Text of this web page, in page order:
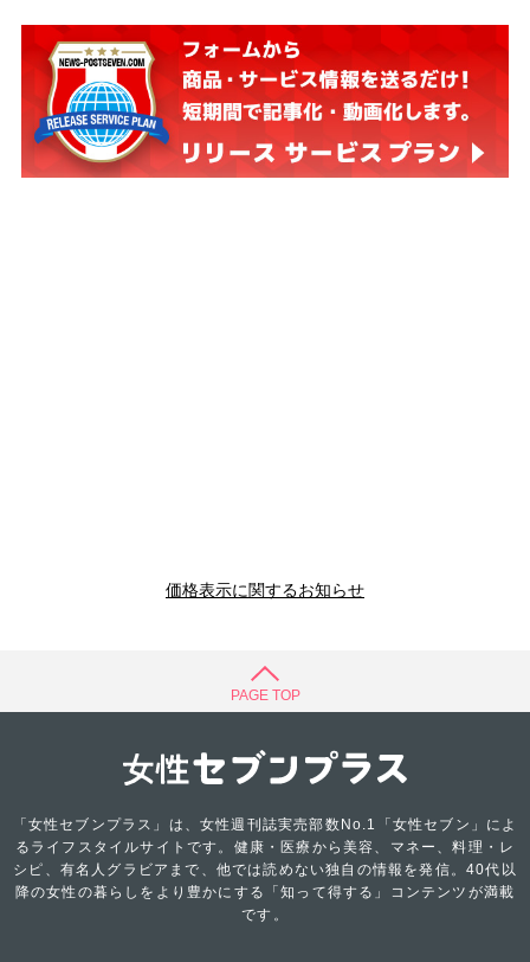
価格表示に関するお知らせ
PAGE TOP
「女性セブンプラス」は、女性週刊誌実売部数No.1「女性セブン」によ
るライフスタイルサイトです。健康・医療から美容、マネー、料理・レ
シピ、有名人グラビアまで、他では読めない独自の情報を発信。40代以
降の女性の暮らしをより豊かにする「知って得する」コンテンツが満載
です。